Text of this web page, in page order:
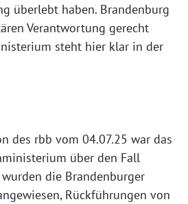
überlebt haben. Brandenburg
Verantwortung gerecht
steht hier klar in der
des rbb vom 04.07.25 war das
über den Fall
die Brandenburger
Rückführungen von